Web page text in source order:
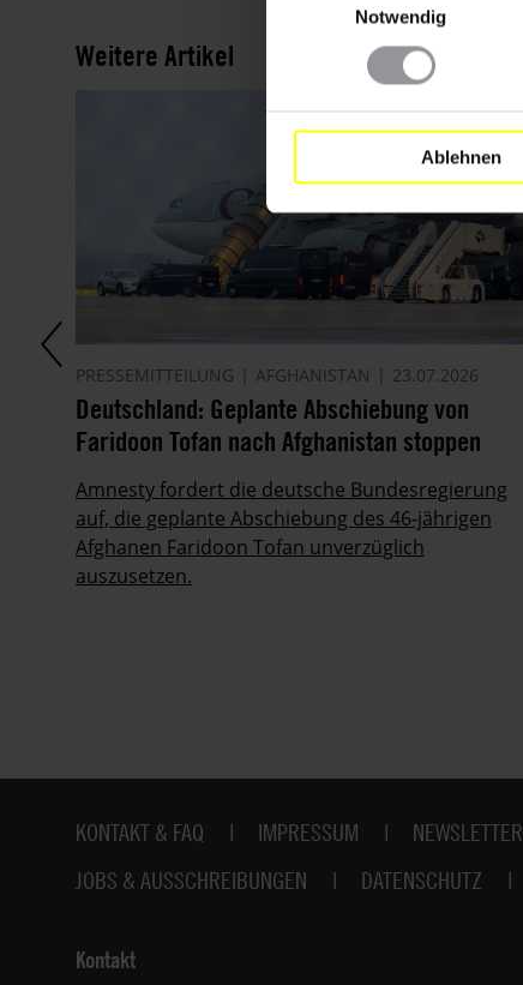
Notwendig
Ablehnen
Weitere Artikel
PRESSEMITTEILUNG AFGHANISTAN 23.07.2026
Deutschland: Geplante Abschiebung von
Faridoon Tofan nach Afghanistan stoppen
Amnesty fordert die deutsche Bundesregierung
auf, die geplante Abschiebung des 46-jährigen
Afghanen Faridoon Tofan unverzüglich
auszusetzen.
Fußbereich
KONTAKT & FAQ IMPRESSUM NEWSLETTER
JOBS & AUSSCHREIBUNGEN
DATENSCHUTZ
Kontakt